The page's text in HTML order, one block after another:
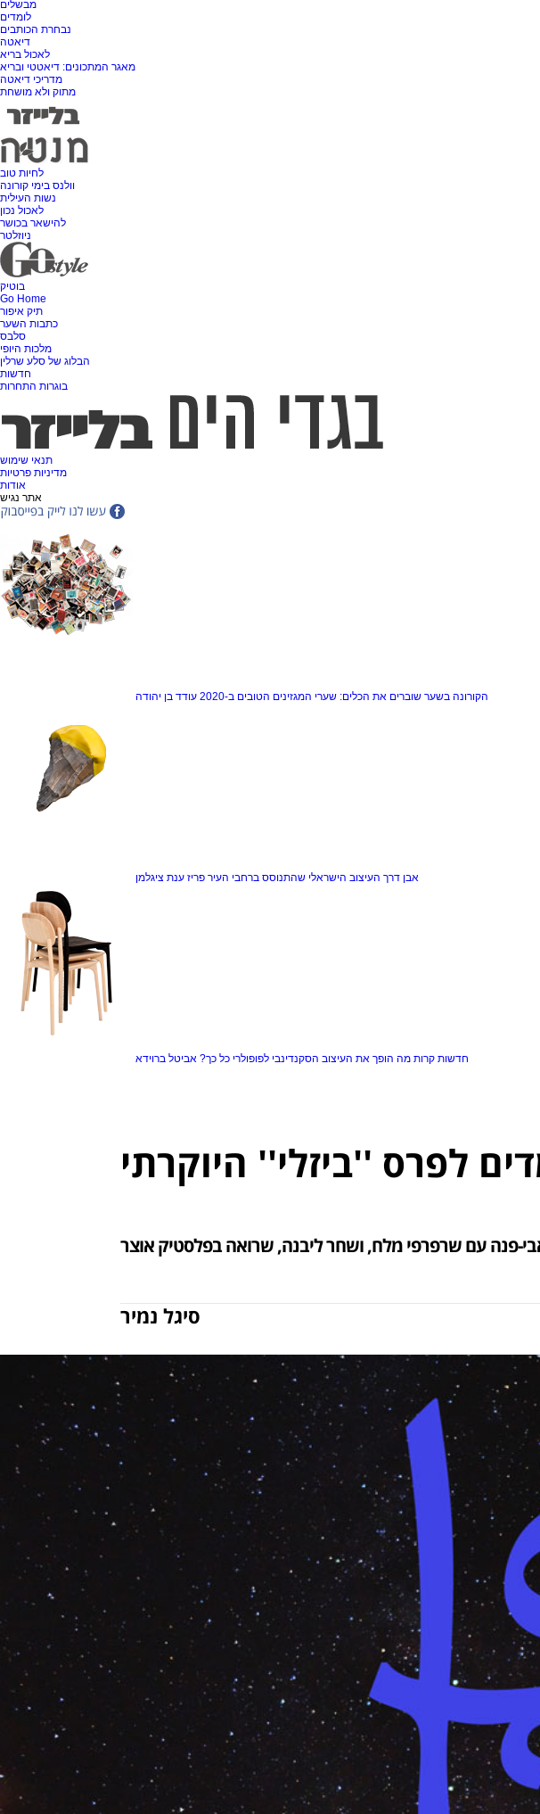
מבשלים
לומדים
נבחרת הכותבים
דיאטה
לאכול בריא
מאגר המתכונים: דיאטטי ובריא
מדריכי דיאטה
מתוק ולא מושחת
לחיות טוב
וולנס בימי קורונה
נשות העילית
לאכול נכון
להישאר בכושר
ניוזלטר
בוטיק
Go Home
תיק איפור
כתבות השער
סלבס
מלכות היופי
הבלוג של סלע שרלין
חדשות
בוגרות התחרות
תנאי שימוש
מדיניות פרטיות
אודות
אתר נגיש
הקורונה בשער שוברים את הכלים: שערי המגזינים הטובים ב-2020 עודד בן יהודה
אבן דרך העיצוב הישראלי שהתנוסס ברחבי העיר פריז ענת ציגלמן
חדשות קרות מה הופך את העיצוב הסקנדינבי לפופולרי כל כך? אביטל ברוידא
פנה עם שרפרפי מלח, ושחר ליבנה, שרואה בפלסטיק אוצר
סיגל נמיר